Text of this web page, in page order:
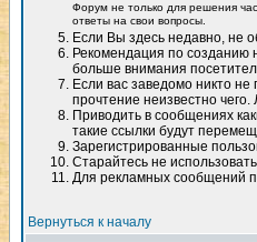
Форум не только для решения
ответы на свои вопросы.
Если Вы здесь недавно, не
Рекомендация по созданию
больше внимания
Если вас заведомо никто
прочтение неизвестно
Приводить в сообщениях
такие ссылки будут
Зарегистрированные
Старайтесь не
Для рекламных сообщений
Вернуться к началу